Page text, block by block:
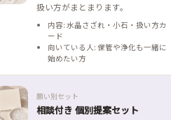
扱い方がまとまります。
内容: 水晶さざれ・小石・扱い方カ
ード
向いている人: 保管や浄化も一緒に
始めたい方
願い別セット
相談付き 個別提案セット